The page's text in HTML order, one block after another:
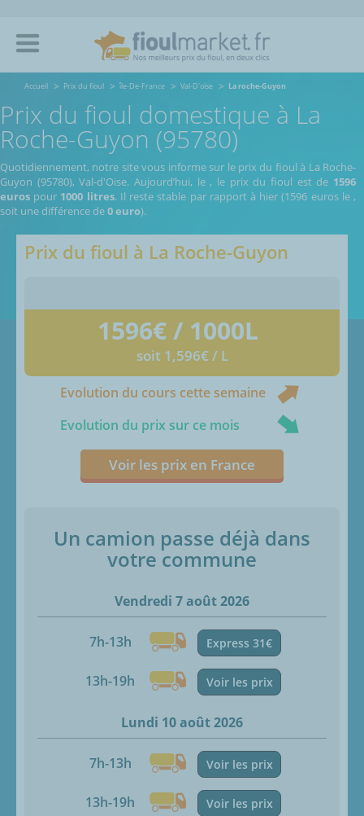
Accueil Prix du fioul île-De-France Val-D'oise La roche-Guyon
Prix du fioul domestique à La
Roche-Guyon (95780)
Quotidiennement, notre site vous informe sur le prix du fioul à La Roche-
Guyon (95780), Val-d'Oise. Aujourd’hui, le , le prix du fioul est de 1596
euros pour 1000 litres. Il reste stable par rapport à hier (1596 euros le,
soit une différence de0 euro).
Prix du fioul à La Roche-Guyon
1596€ / 1000L
soit 1,596€ / L
Evolution du cours cette semaine
Evolution du prix sur ce mois
Voir les prix en France
Un camion passe déjà dans
votre commune
Vendredi 7 août 2026
7h-13h Express 31€
13h-19h Voir les prix
Lundi 10 août 2026
7h-13h Voir les prix
13h-19h Voir les prix